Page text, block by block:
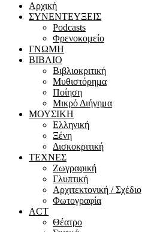
Αρχική
ΣΥΝΕΝΤΕΥΞΕΙΣ
Podcasts
Φρενοκομείο
ΓΝΩΜΗ
ΒΙΒΛΙΟ
Βιβλιοκριτική
Μυθιστόρημα
Ποίηση
Μικρό Διήγημα
ΜΟΥΣΙΚΗ
Ελληνική
Ξένη
Δισκοκριτική
ΤΕΧΝΕΣ
Ζωγραφική
Γλυπτική
Αρχιτεκτονική / Σχέδιο
Φωτογραφία
ACT
Θέατρο